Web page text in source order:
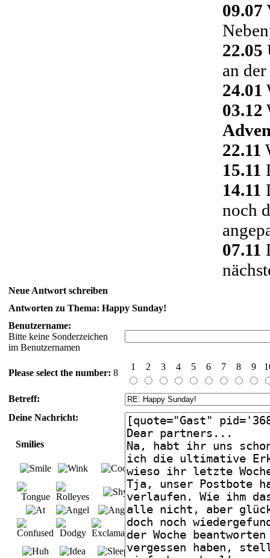
09.07
22.05
an
24.01
03.12
22.11
15.11
14.11
noch
07.11
Neue Antwort schreiben
Antworten zu Thema: Happy Sunday!
Benutzername:
Bitte keine Sonderzeichen
im Benutzernamen
Please select the number: 8
1 2 3 4 5 6 7 8 9
Betreff:
Deine Nachricht:
Smilies